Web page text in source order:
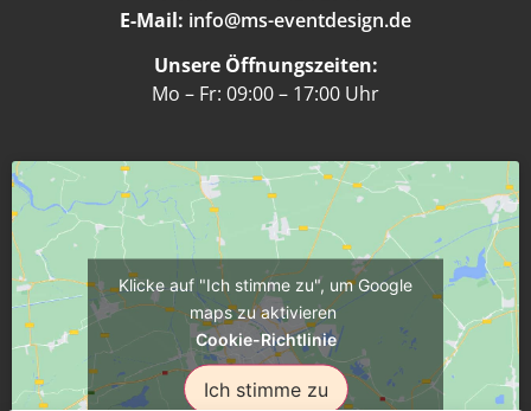
E-Mail: info@ms-eventdesign.de
Unsere Öffnungszeiten:
Mo – Fr: 09:00 – 17:00 Uhr
Klicke auf "Ich stimme zu", um Google
maps zu aktivieren
Cookie-Richtlinie
Ich stimme zu